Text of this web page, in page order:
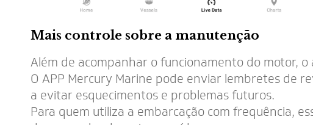
Mais controle sobre a manutenção
Além de acompanhar o funcionamento do motor,
O APP Mercury Marine pode enviar lembretes de
a evitar esquecimentos e problemas futuros.
Para quem utiliza a embarcação com frequência,